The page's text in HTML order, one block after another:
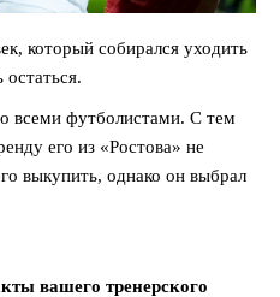
который собирался уходить
остаться.
всеми футболистами. С тем
его из «Ростова» не
выкупить, однако он выбрал
вашего тренерского